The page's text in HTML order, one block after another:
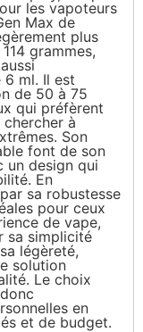
les vapoteurs
Max de
plus
grammes,
6 ml. Il est
de 50 à 75
qui préfèrent
à
Son
font de son
un design qui
En
sa robustesse
pour ceux
de vape,
sa simplicité
légèreté,
solution
Le choix
en
et de budget.